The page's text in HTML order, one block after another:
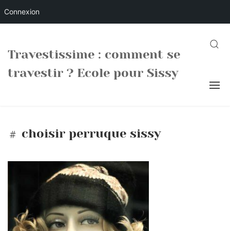
content
Travestissime : comment se
travestir ? Ecole pour Sissy
choisir perruque sissy
Connexion